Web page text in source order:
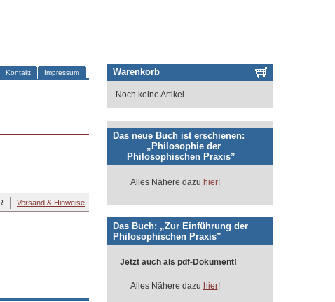
Impressum
Kontakt
Versand & Hinweise
Warenkorb
Noch keine Artikel
Das neue Buch ist erschienen:
„Philosophie der
Philosophischen Praxis”
Alles Nähere dazu hier!
Das Buch: „Zur Einführung der
Philosophischen Praxis”
Jetzt auch als pdf-Dokument!
Alles Nähere dazu hier!